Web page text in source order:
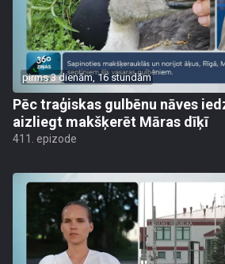
pirms 3 dienām, 16 stundām
Pēc traģiskas gulbēnu nāves
aizliegt makšķerēt Māras dīķī
411. epizode